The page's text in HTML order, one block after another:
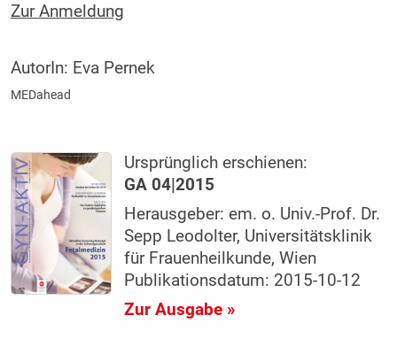
Zur Anmeldung
AutorIn: Eva Pernek
MEDahead
Ursprünglich erschienen:
GA 04|2015
Herausgeber: em. o. Univ.-Prof. Dr.
Sepp Leodolter, Universitätsklinik
für Frauenheilkunde, Wien
Publikationsdatum: 2015-10-12
Zur Ausgabe »